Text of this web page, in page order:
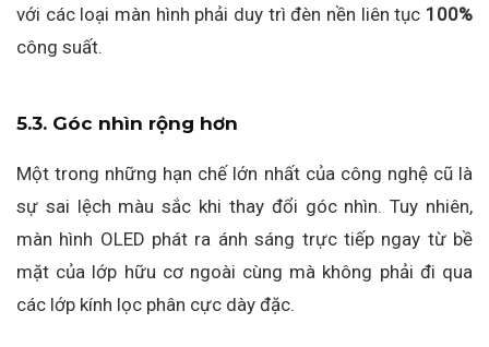
với các loại màn hình phải duy trì đèn nền liên tục 100%
công suất.
5.3. Góc nhìn rộng hơn
Một trong những hạn chế lớn nhất của công nghệ cũ là
sự sai lệch màu sắc khi thay đổi góc nhìn. Tuy nhiên,
màn hình OLED phát ra ánh sáng trực tiếp ngay từ bề
mặt của lớp hữu cơ ngoài cùng mà không phải đi qua
các lớp kính lọc phân cực dày đặc.